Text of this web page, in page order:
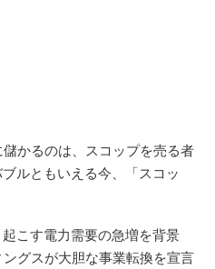
儲かるのは、スコップを売る者
ルともいえる今、「スコッ
こす電力需要の急増を背景
グスが大胆な事業転換を宣言